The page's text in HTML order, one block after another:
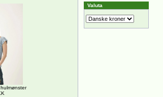
Valuta